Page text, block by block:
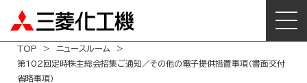
TOP
ニュースルーム
第102回定時株主総会招集ご通知／その他の電子提供措置事項（書面交付
省略事項）